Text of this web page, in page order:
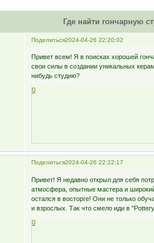
Где найти гончарную
Поделиться2024-04-26 22:20:02
Привет всем! Я в поисках хорошей
свои силы в создании уникальных
нибудь студию?
0
Поделиться2024-04-26 22:22:17
Привет! Я недавно открыл для себя
атмосфера, опытные мастера и
остался в восторге! Они не только
и взрослых. Так что смело иди в
0